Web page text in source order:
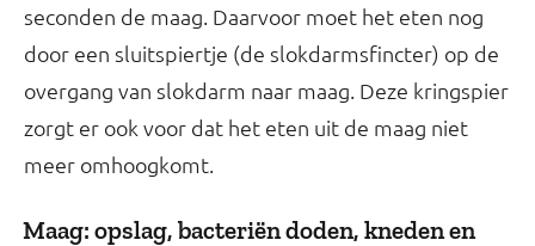
seconden de maag. Daarvoor moet het eten nog
door een sluitspiertje (de slokdarmsfincter) op de
overgang van slokdarm naar maag. Deze kringspier
zorgt er ook voor dat het eten uit de maag niet
meer omhoogkomt.
Maag: opslag, bacteriën doden, kneden en